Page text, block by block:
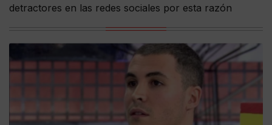
detractores en las redes sociales por esta razón